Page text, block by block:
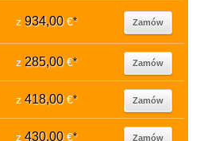
z 934,00€* Zamów
z 285,00€* Zamów
z 418,00€* Zamów
z 430,00€* Zamów